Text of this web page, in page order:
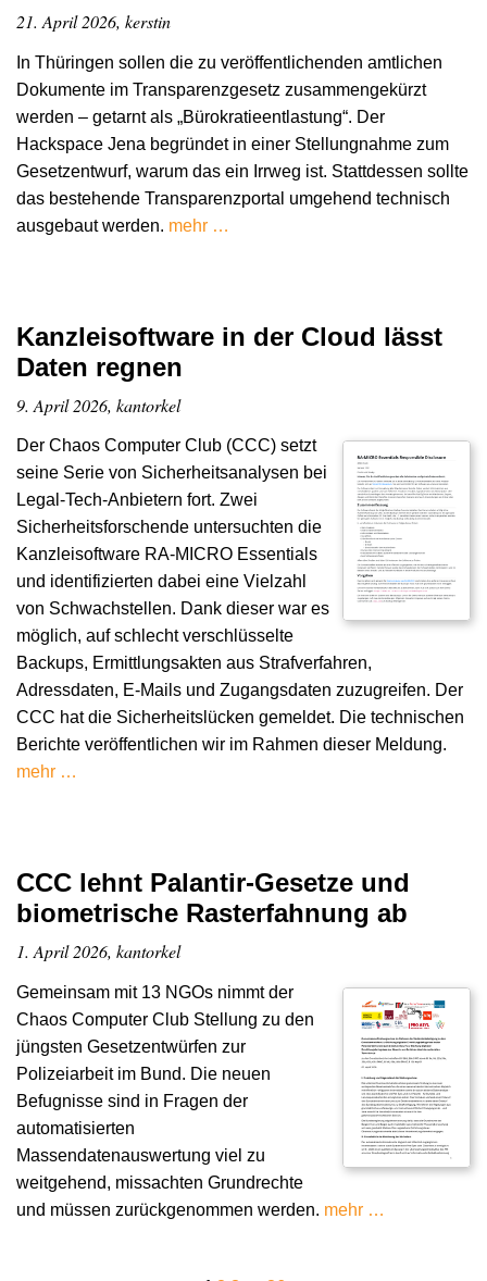
21. April 2026, kerstin
In Thüringen sollen die zu veröffentlichenden amtlichen
Dokumente im Transparenzgesetz zusammengekürzt
werden – getarnt als „Bürokratieentlastung“. Der
Hackspace Jena begründet in einer Stellungnahme zum
Gesetzentwurf, warum das ein Irrweg ist. Stattdessen sollte
das bestehende Transparenzportal umgehend technisch
ausgebaut werden. mehr …
Kanzleisoftware in der Cloud lässt
Daten regnen
9. April 2026, kantorkel
Der Chaos Computer Club (CCC) setzt
seine Serie von Sicherheitsanalysen bei
Legal-Tech-Anbietern fort. Zwei
Sicherheitsforschende untersuchten die
Kanzleisoftware RA-MICRO Essentials
und identifizierten dabei eine Vielzahl
von Schwachstellen. Dank dieser war es
möglich, auf schlecht verschlüsselte
Backups, Ermittlungsakten aus Strafverfahren,
Adressdaten, E-Mails und Zugangsdaten zuzugreifen. Der
CCC hat die Sicherheitslücken gemeldet. Die technischen
Berichte veröffentlichen wir im Rahmen dieser Meldung.
mehr …
CCC lehnt Palantir-Gesetze und
biometrische Rasterfahnung ab
1. April 2026, kantorkel
Gemeinsam mit 13 NGOs nimmt der
Chaos Computer Club Stellung zu den
jüngsten Gesetzentwürfen zur
Polizeiarbeit im Bund. Die neuen
Befugnisse sind in Fragen der
automatisierten
Massendatenauswertung viel zu
weitgehend, missachten Grundrechte
und müssen zurückgenommen werden. mehr …